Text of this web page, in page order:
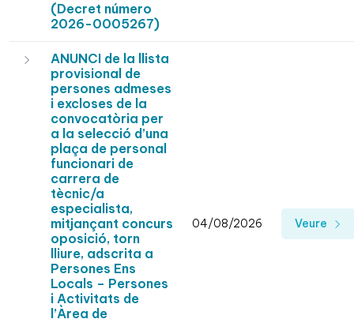
(Decret número
2026-0005267)
ANUNCI de la llista
provisional de
persones admeses
i excloses de la
convocatòria per
a la selecció d’una
plaça de personal
funcionari de
carrera de
tècnic/a
especialista,
mitjançant concurs
oposició, torn
lliure, adscrita a
Persones Ens
Locals – Persones
i Activitats de
l’Àrea de
04/08/2026 Veure